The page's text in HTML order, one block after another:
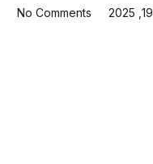
No Comments